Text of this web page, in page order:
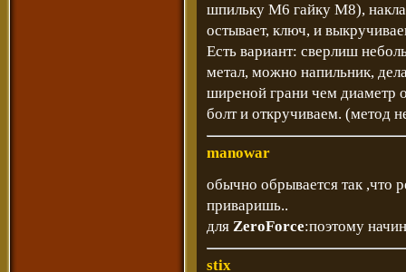
шпильку М6 гайку М8),
остывает, ключ, и
Есть вариант: сверлиш
метал, можно напильник,
ширеной грани чем диаметр
болт и откручиваем. (метод
manowar
обычно обрывается так ,что
приваришь..
для ZeroForce:поэтому
stix